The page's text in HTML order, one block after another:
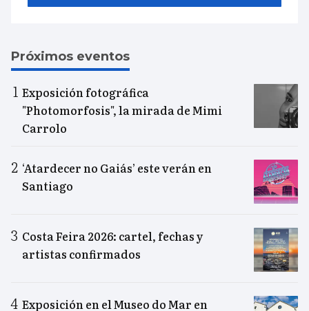
Próximos eventos
Exposición fotográfica
"Photomorfosis", la mirada de Mimi
Carrolo
‘Atardecer no Gaiás’ este verán en
Santiago
Costa Feira 2026: cartel, fechas y
artistas confirmados
Exposición en el Museo do Mar en